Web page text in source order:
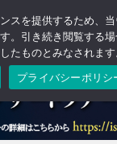
スを提供するため、
。引き続き閲覧する
たものとみなされます
プライバシーポリシ